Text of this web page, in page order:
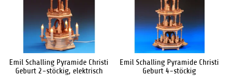
Emil Schalling Pyramide Christi
Geburt 2-stöckig, elektrisch
Emil Schalling Pyramide Christi
Geburt 4-stöckig